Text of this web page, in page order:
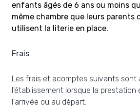
enfants âgés de 6 ans ou moins
même chambre que leurs parents
utilisent la literie en place.
Frais
Les frais et acomptes suivants sont
l'établissement lorsque la prestation
l'arrivée ou au départ.